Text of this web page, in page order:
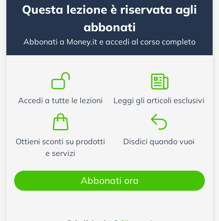
Questa lezione è riservata agli
abbonati
Abbonati a Money.it e accedi al corso completo
Accedi a tutte le lezioni Leggi gli articoli esclusivi
Ottieni sconti su prodotti
e servizi
Disdici quando vuoi
Abbonati ora